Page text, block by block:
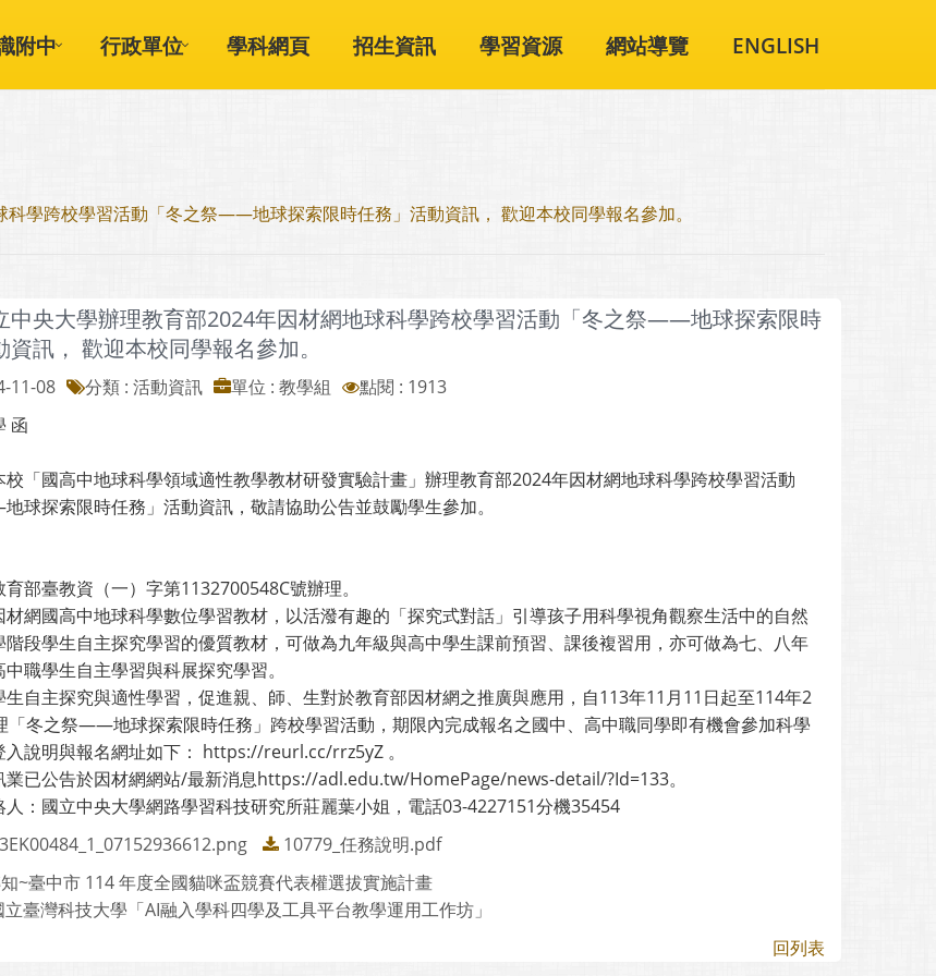
附中 行政單位 學科網頁 招生資訊 學習資源 網站導覽 ENGLISH
學跨校學習活動「冬之祭——地球探索限時任務」活動資訊， 歡迎本校同學報名參加。
中央大學辦理教育部2024年因材網地球科學跨校學習活動「冬之祭——地球探索限時
訊， 歡迎本校同學報名參加。
11-08 分類 : 活動資訊 單位 : 教學組
點閱 : 1913
函
校「國高中地球科學領域適性教學教材研發實驗計畫」辦理教育部2024年因材網地球科學跨校學習活動
球探索限時任務」活動資訊，敬請協助公告並鼓勵學生參加。
部臺教資（一）字第1132700548C號辦理。
材網國高中地球科學數位學習教材，以活潑有趣的「探究式對話」引導孩子用科學視角觀察生活中的自然
階段學生自主探究學習的優質教材，可做為九年級與高中學生課前預習、課後複習用，亦可做為七、八年
職學生自主學習與科展探究學習。
生自主探究與適性學習，促進親、師、生對於教育部因材網之推廣與應用，自113年11月11日起至114年2
「冬之祭——地球探索限時任務」跨校學習活動，期限內完成報名之國中、高中職同學即有機會參加科學
入說明與報名網址如下： https://reurl.cc/rrz5yZ 。
業已公告於因材網網站/最新消息https://adl.edu.tw/HomePage/news-detail/?Id=133。
人：國立中央大學網路學習科技研究所莊麗葉小姐，電話03-4227151分機35454
10779_任務說明.pdf
~臺中市 114 年度全國貓咪盃競賽代表權選拔實施計畫
立臺灣科技大學「AI融入學科四學及工具平台教學運用工作坊」
回列表